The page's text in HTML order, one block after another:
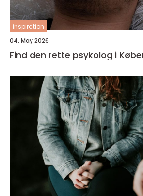
inspiration
04. May 2026
Find den rette psykolog i